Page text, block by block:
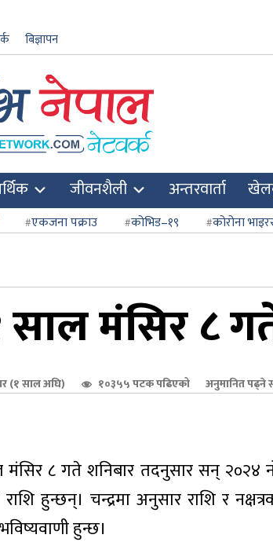
बिज्ञापन
जीवनशैली अन्तरवार्ता
एकजना पक्राउ कोभिड–१९ कोरोना
मंसिर ८
(१ साल अघि) १०३५५ पटक पढिएको अनुमानित पढ्ने
८ गते शनिबार तदनुसार सन् २०२४
हुन्छन्। चन्द्रमा अनुसार राशि र
हुन्छ।